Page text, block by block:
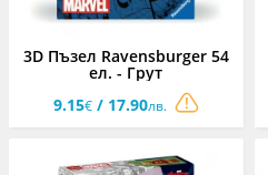
3D Пъзел Ravensburger 54
ел. - Грут
9.15€/ 17.90лв.